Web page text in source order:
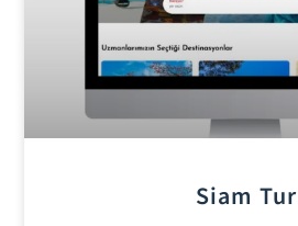
Siam Tur